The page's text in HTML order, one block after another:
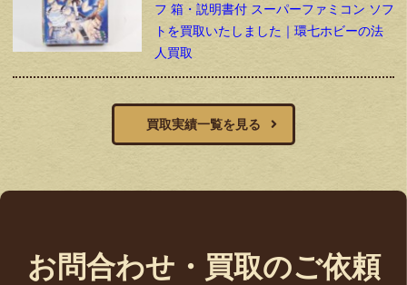
フ 箱・説明書付 スーパーファミコン ソフ
トを買取いたしました｜環七ホビーの法
人買取
買取実績一覧を見る
お問合わせ・買取のご依頼